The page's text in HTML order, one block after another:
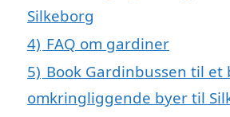
Silkeborg
4) FAQ om gardiner
5) Book Gardinbussen til et
omkringliggende byer til